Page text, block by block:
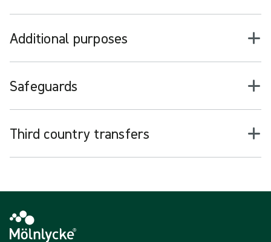
Additional purposes
Safeguards
Third country transfers